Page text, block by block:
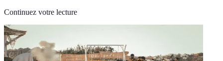
Continuez votre lecture